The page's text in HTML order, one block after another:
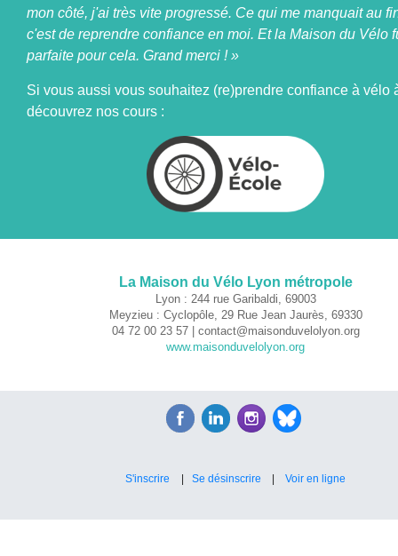
mon côté, j'ai très vite progressé. Ce qui me manquait au
c'est de reprendre confiance en moi. Et la Maison du Vélo
parfaite pour cela. Grand merci ! »
Si vous aussi vous souhaitez (re)prendre confiance à vélo
découvrez nos cours :
La Maison du Vélo Lyon métropole
Lyon : 244 rue Garibaldi, 69003
Meyzieu : Cyclopôle, 29 Rue Jean Jaurès, 69330
04 72 00 23 57 | contact@maisonduvelolyon.org
www.maisonduvelolyon.org
S'inscrire Se désinscrire Voir en ligne